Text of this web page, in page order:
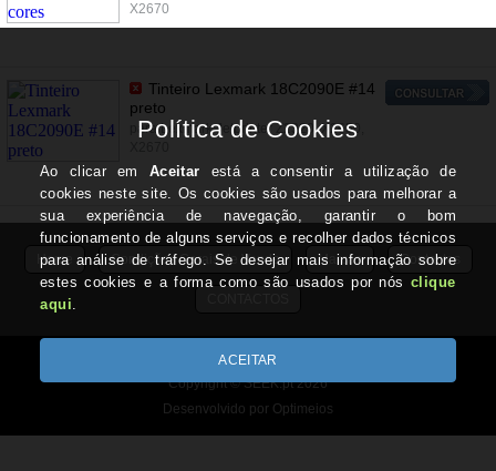
X2670
Tinteiro Lexmark 18C2090E #14
preto
para Lexmark Jetprinter Z2320, X2650,
Home Condições Gerais de Venda Marcas Contactos
Todos os valores incluem IVA à taxa em vigor
Copyright © SEEK.pt 2026
Desenvolvido por Optimeios